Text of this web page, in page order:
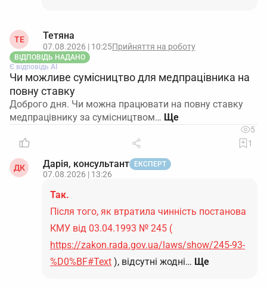
ТЕ Тетяна
07.08.2026 | 10:25Прийняття на роботу
ВІДПОВІДЬ НАДАНО
Є відповідь АІ
Чи можливе сумісництво для медпрацівника на
повну ставку
Доброго дня. Чи можна працювати на повну ставку
медпрацівнику за сумісництвом…
5
1
ДК Дарія, консультант ЕКСПЕРТ
07.08.2026 | 13:26
Так.
Після того, як втратила чинність постанова
КМУ від 03.04.1993 № 245 (
https://zakon.rada.gov.ua/laws/show/245-93-
%D0%BF#Text ), відсутні жодні… Ще